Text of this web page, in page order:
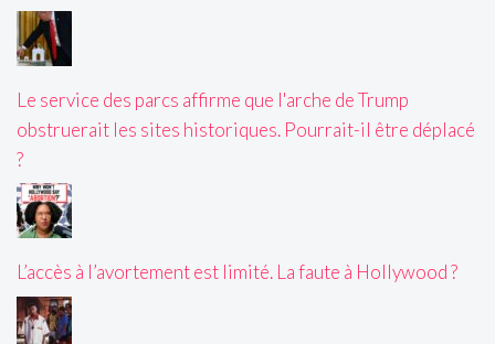
Le service des parcs affirme que l'arche de Trump
obstruerait les sites historiques. Pourrait-il être déplacé
?
L’accès à l’avortement est limité. La faute à Hollywood ?